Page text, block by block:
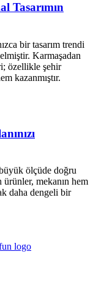
Tasarımın
bir tasarım trendi
Karmaşadan
özellikle şehir
kazanmıştır.
ölçüde doğru
mekanın hem
daha dengeli bir